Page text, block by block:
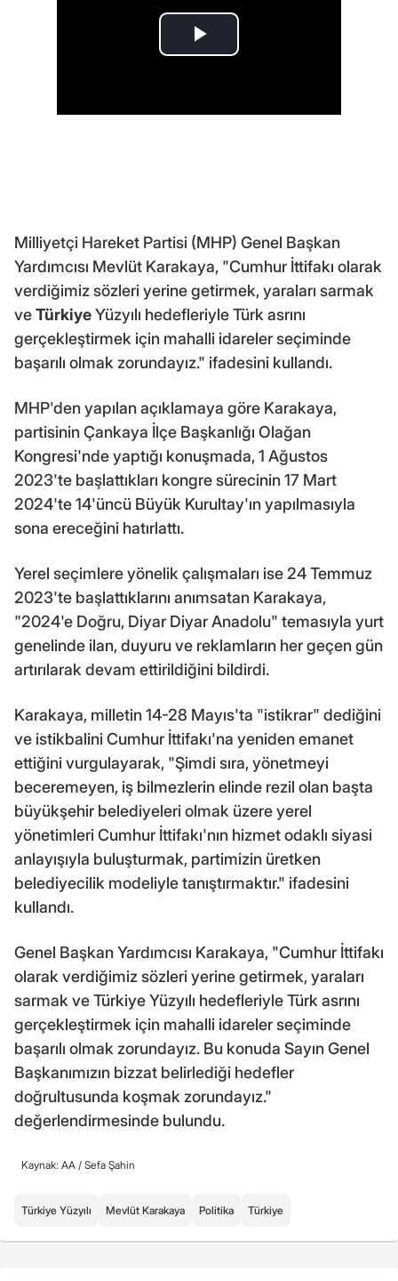
Milliyetçi Hareket Partisi (MHP) Genel Başkan
Yardımcısı Mevlüt Karakaya, "Cumhur İttifakı olarak
verdiğimiz sözleri yerine getirmek, yaraları sarmak
veTürkiyeYüzyılı hedefleriyle Türk asrını
gerçekleştirmek için mahalli idareler seçiminde
başarılı olmak zorundayız." ifadesini kullandı.
MHP'den yapılan açıklamaya göre Karakaya,
partisinin Çankaya İlçe Başkanlığı Olağan
Kongresi'nde yaptığı konuşmada, 1 Ağustos
2023'te başlattıkları kongre sürecinin 17 Mart
2024'te 14'üncü Büyük Kurultay'ın yapılmasıyla
sona ereceğini hatırlattı.
Yerel seçimlere yönelik çalışmaları ise 24 Temmuz
2023'te başlattıklarını anımsatan Karakaya,
"2024'e Doğru, Diyar Diyar Anadolu" temasıyla yurt
genelinde ilan, duyuru ve reklamların her geçen gün
artırılarak devam ettirildiğini bildirdi.
Karakaya, milletin 14-28 Mayıs'ta "istikrar" dediğini
ve istikbalini Cumhur İttifakı'na yeniden emanet
ettiğini vurgulayarak, "Şimdi sıra, yönetmeyi
beceremeyen, iş bilmezlerin elinde rezil olan başta
büyükşehir belediyeleri olmak üzere yerel
yönetimleri Cumhur İttifakı'nın hizmet odaklı siyasi
anlayışıyla buluşturmak, partimizin üretken
belediyecilik modeliyle tanıştırmaktır." ifadesini
kullandı.
Genel Başkan Yardımcısı Karakaya, "Cumhur İttifakı
olarak verdiğimiz sözleri yerine getirmek, yaraları
sarmak ve Türkiye Yüzyılı hedefleriyle Türk asrını
gerçekleştirmek için mahalli idareler seçiminde
başarılı olmak zorundayız. Bu konuda Sayın Genel
Başkanımızın bizzat belirlediği hedefler
doğrultusunda koşmak zorundayız."
değerlendirmesinde bulundu.
Kaynak: AA / Sefa Şahin
Türkiye Yüzyılı Mevlüt Karakaya Politika Türkiye